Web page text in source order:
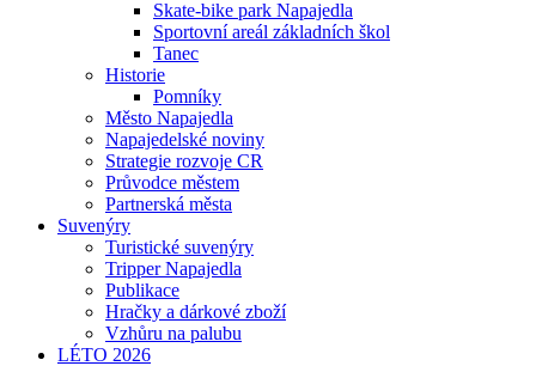
Skate-bike park Napajedla
Sportovní areál základních škol
Tanec
Historie
Pomníky
Město Napajedla
Napajedelské noviny
Strategie rozvoje CR
Průvodce městem
Partnerská města
Suvenýry
Turistické suvenýry
Tripper Napajedla
Publikace
Hračky a dárkové zboží
Vzhůru na palubu
LÉTO 2026